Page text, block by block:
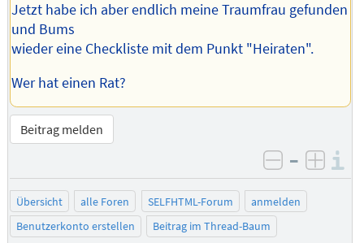
Jetzt habe ich aber endlich meine Traumfrau gefunden
und Bums
wieder eine Checkliste mit dem Punkt "Heiraten".
Wer hat einen Rat?
Beitrag melden
negativ
–
Übersicht alle Foren SELFHTML-Forum
anmelden
Benutzerkonto erstellen
Beitrag im Thread-Baum